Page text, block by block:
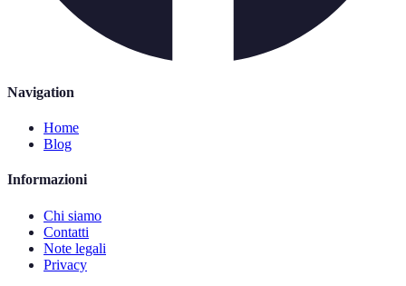
Navigation
Home
Blog
Informazioni
Chi siamo
Contatti
Note legali
Privacy